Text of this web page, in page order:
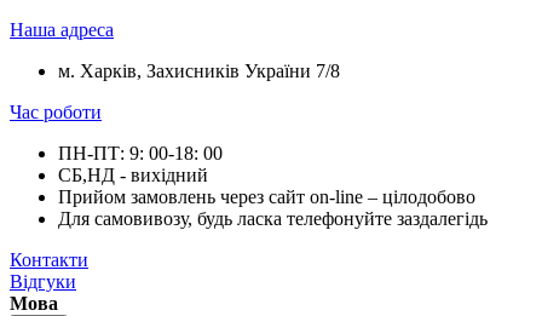
Наша адреса
м. Харків, Захисників України 7/8
Час роботи
ПН-ПТ: 9: 00-18: 00
СБ,НД - вихідний
Прийом замовлень через сайт on-line – цілодобово
Для самовивозу, будь ласка телефонуйте заздалегідь
Контакти
Відгуки
Мова